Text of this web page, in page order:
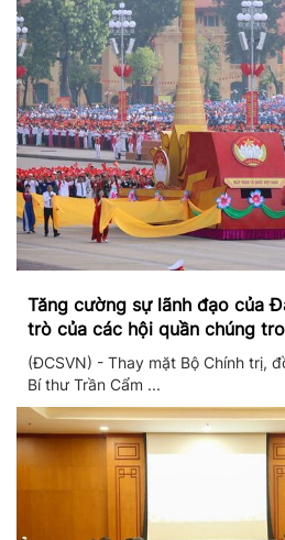
Tăng cường sự lãnh đạo của
trò của các hội quần chúng
triển mới
(ĐCSVN) - Thay mặt Bộ Chính trị,
Bí thư Trần Cẩm ...